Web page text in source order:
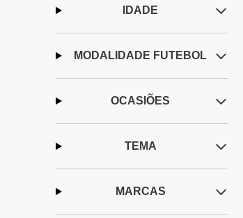
IDADE
MODALIDADE FUTEBOL
OCASIÕES
TEMA
MARCAS